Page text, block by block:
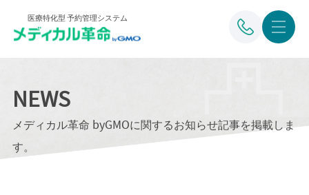
医療特化型 予約管理システム
NEWS
メディカル革命 byGMOに関するお知らせ記事を掲載しま
す。